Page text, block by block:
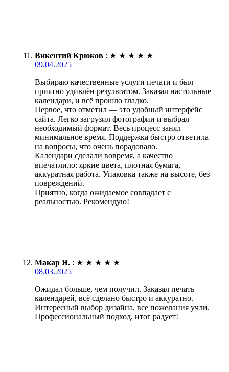
Викентий Крюков : ★ ★ ★ ★ ★
09.04.2025
Выбираю качественные услуги печати и был
приятно удивлён результатом. Заказал настольные
календари, и всё прошло гладко.
Первое, что отметил — это удобный интерфейс
сайта. Легко загрузил фотографии и выбрал
необходимый формат. Весь процесс занял
минимальное время. Поддержка быстро ответила
на вопросы, что очень порадовало.
Календари сделали вовремя, а качество
впечатлило: яркие цвета, плотная бумага,
аккуратная работа. Упаковка также на высоте, без
повреждений.
Приятно, когда ожидаемое совпадает с
реальностью. Рекомендую!
Макар Я. : ★ ★ ★ ★ ★
08.03.2025
Ожидал больше, чем получил. Заказал печать
календарей, всё сделано быстро и аккуратно.
Интересный выбор дизайна, все пожелания учли.
Профессиональный подход, итог радует!